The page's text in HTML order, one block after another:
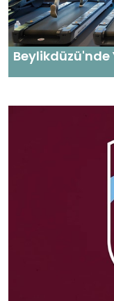
Beylikdüzü'nde